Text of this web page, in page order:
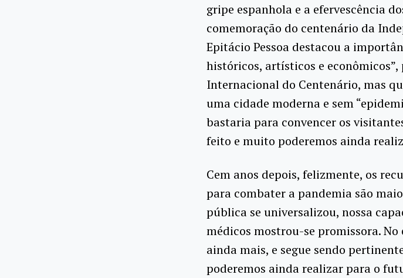
gripe espanhola e a efervescência
comemoração do centenário da
Epitácio Pessoa destacou a
históricos, artísticos e econômicos”,
Internacional do Centenário, mas
uma cidade moderna e sem
bastaria para convencer os
feito e muito poderemos ainda
Cem anos depois, felizmente, os
para combater a pandemia são
pública se universalizou, nossa
médicos mostrou-se promissora.
ainda mais, e segue sendo
poderemos ainda realizar para o